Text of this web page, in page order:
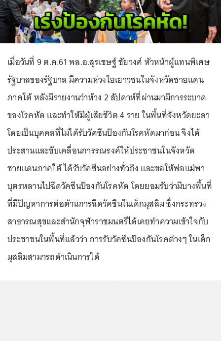
เมื่อวันที่ 9 ต.ค.61 พล.อ.สุรเชษฐ์ ชัยวงศ์ หัวหน้าผู้แทนพิเศษ
รัฐบาลของรัฐบาล มีความห่วงใยเยาวชนในจังหวัดชายแดน
ภาคใต้ หลังมีรายงานว่าห้วง 2 สัปดาห์ที่ผ่านมามีการระบาด
ของโรคหัด และทำให้มีผู้เสียชีวิต 4 ราย ในพื้นที่จังหวัดยะลา
โดยเป็นบุคคลที่ไม่ได้รับวัคซีนป้องกันโรคหัดมาก่อน จึงได้
ประสานและขับเคลื่อนการรณรงค์ให้ประชาชนในจังหวัด
ชายแดนภาคใต้ ได้รับวัคซีนอย่างทั่วถึง และขอให้พ่อแม่พา
บุตรหลานไปฉีดวัคซีนป้องกันโรคหัด โดยยอมรับว่ามีบางพื้นที่
ที่มีปัญหาการต่อต้านการฉีดวัคซีนในเด็กมุสลิม ซึ่งกระทรวง
สาธารณสุขและสำนักจุฬาราชมนตรีได้เคยทำความเข้าใจกับ
ประชาชนในพื้นที่แล้วว่า การรับวัคซีนป้องกันโรคต่างๆ ในเด็ก
มุสลิมสามารถดำเนินการได้